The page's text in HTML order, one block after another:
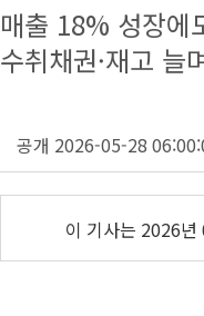
매출 18% 성장에
수취채권·재고
공개 2026-05-28
이 기사는 2026년